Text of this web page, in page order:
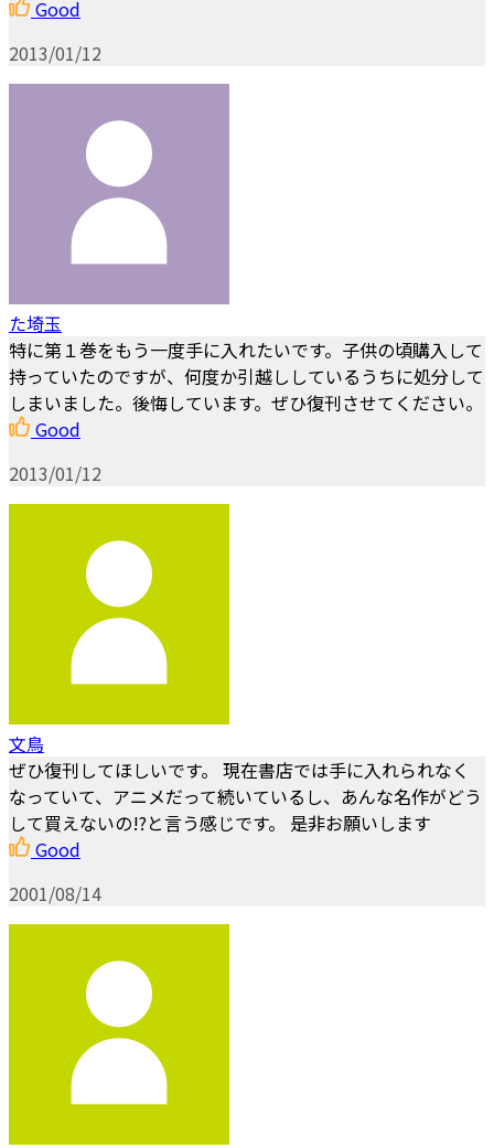
Good
2013/01/12
た埼玉
特に第１巻をもう一度手に入れたいです。子供の頃購入して
持っていたのですが、何度か引越ししているうちに処分して
しまいました。後悔しています。ぜひ復刊させてください。
Good
2013/01/12
文鳥
ぜひ復刊してほしいです。 現在書店では手に入れられなく
なっていて、アニメだって続いているし、あんな名作がどう
して買えないの!?と言う感じです。 是非お願いします
Good
2001/08/14